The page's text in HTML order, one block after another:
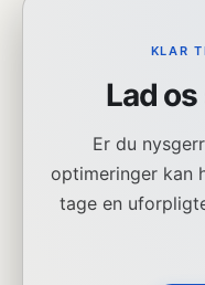
KLAR
Lad
Er du
optimeringer kan
tage en